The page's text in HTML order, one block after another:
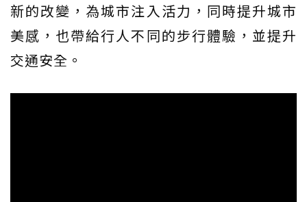
新的改變，為城市注入活力，同時提升城市
美感，也帶給行人不同的步行體驗，並提升
交通安全。